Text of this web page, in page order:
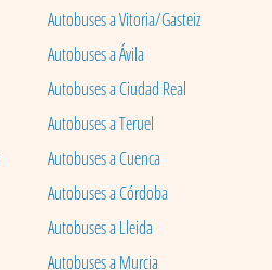
Autobuses a Vitoria/Gasteiz
Autobuses a Ávila
Autobuses a Ciudad Real
Autobuses a Teruel
Autobuses a Cuenca
Autobuses a Córdoba
Autobuses a Lleida
Autobuses a Murcia